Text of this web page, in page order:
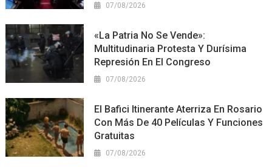
07/08/2026
«La Patria No Se Vende»:
Multitudinaria Protesta Y Durísima
Represión En El Congreso
07/08/2026
El Bafici Itinerante Aterriza En Rosario
Con Más De 40 Películas Y Funciones
Gratuitas
07/08/2026